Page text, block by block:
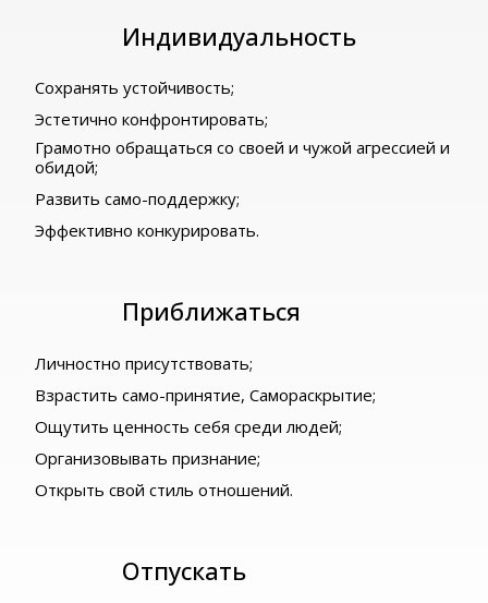
Индивидуальность
Сохранять устойчивость;
Эстетично конфронтировать;
Грамотно обращаться со своей и чужой агрессией и
обидой;
Развить само-поддержку;
Эффективно конкурировать.
Приближаться
Личностно присутствовать;
Взрастить само-принятие, Самораскрытие;
Ощутить ценность себя среди людей;
Организовывать признание;
Открыть свой стиль отношений.
Отпускать